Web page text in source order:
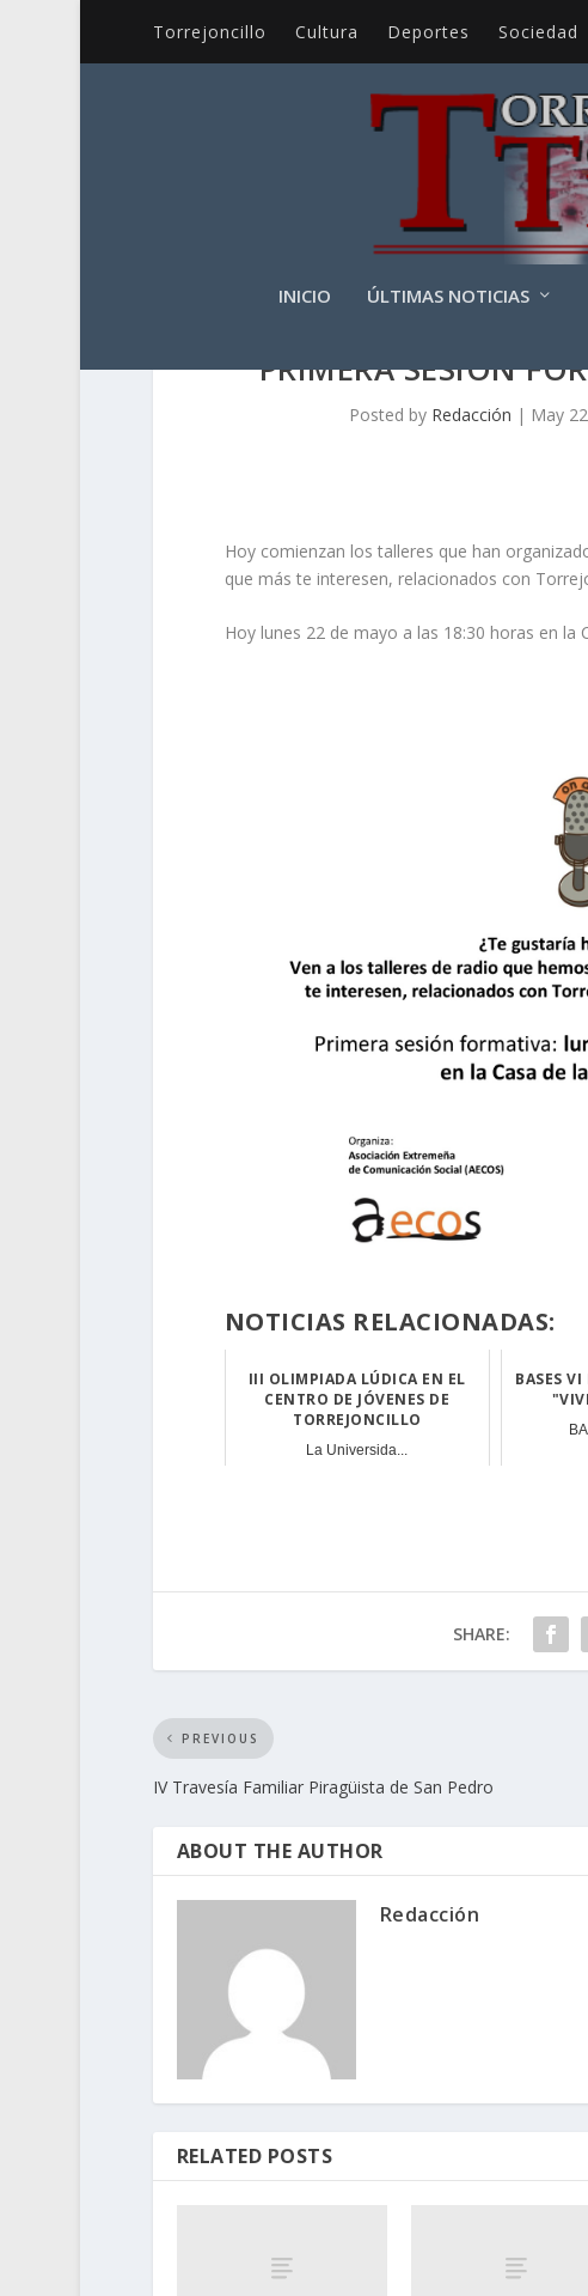
Torrejoncillo Cultura Deportes Sociedad
INICIO ÚLTIMAS NOTICIAS
PRIMERA SESIÓN
Posted by Redacción | May
Hoy comienzan los talleres que han
que más te interesen, relacionados con
Hoy lunes 22 de mayo a las 18:30 horas en la
NOTICIAS RELACIONADAS:
III OLIMPIADA LÚDICA EN EL
CENTRO DE JÓVENES DE
TORREJONCILLO
La Universida...
BASES
SHARE:
PREVIOUS
IV Travesía Familiar Piragüista de San Pedro
ABOUT THE AUTHOR
Redacción
RELATED POSTS